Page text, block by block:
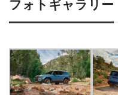
フォトギャラリー